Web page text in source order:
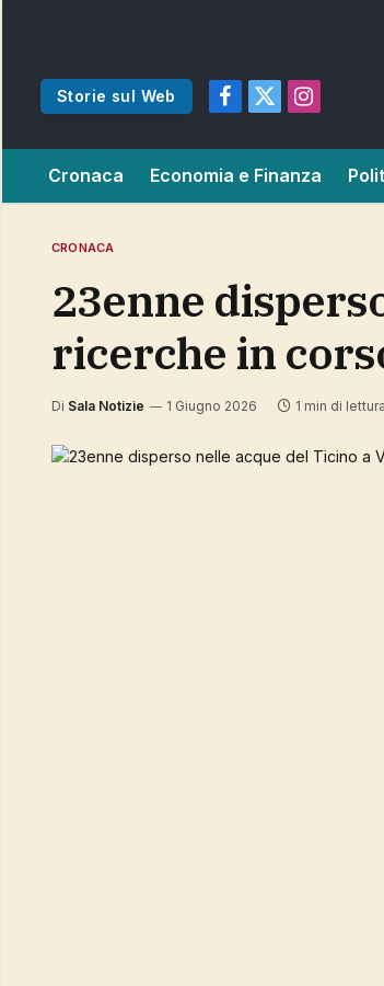
Storie sul Web
Facebook
X
Instagram
Cronaca Economia e Finanza
CRONACA
23enne disperso nelle acque del Ticino a Vigevano,
ricerche in
Di Sala Notizie 1 Giugno 2026 1 min di lettura